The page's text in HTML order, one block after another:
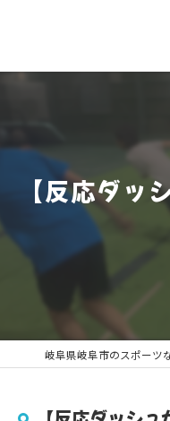
【反応ダッ